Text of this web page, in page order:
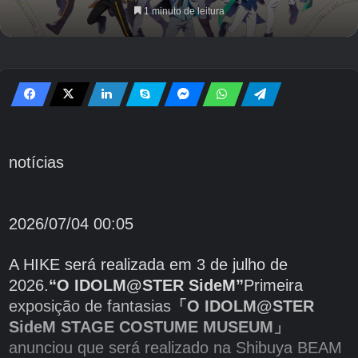
1 minuto de leitura
notícias
2026/07/04 00:05
A HIKE será realizada em 3 de julho de
2026.“O IDOLM@STER SideM”Primeira
exposição de fantasias「O IDOLM@STER
SideM STAGE COSTUME MUSEUM」
anunciou que será realizado na Shibuya BEAM